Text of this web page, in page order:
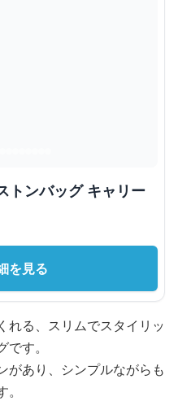
トンバッグ キャリー
を見る
れる、スリムでスタイリッ
す。
があり、シンプルながらも